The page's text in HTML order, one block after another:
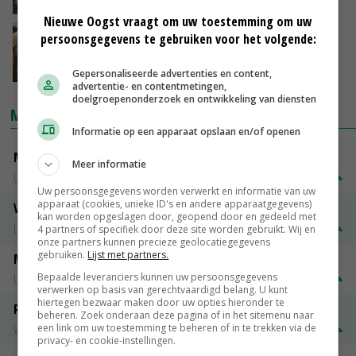
COV waarschuwt voor tunnelvisie op vlees
03-04-2018
MARKTPRIJZEN
Mannelijk slachtstieren (O)
Utrecht
Vrouwelijk worst 1e kwaliteit
Utrecht
€ 1,32 € 0,10
Mannelijk Slachtstieren ( R )
Utrecht
€ 1,25
Rosekalveren 8 - 12 maandenk
Vleeskalveren Denkavit
€ 1,78 € 0,06
Nieuwe Oogst vraagt om uw toestemming om uw
persoonsgegevens te gebruiken voor het volgende:
Gepersonaliseerde advertenties en content,
advertentie- en contentmetingen,
doelgroepenonderzoek en ontwikkeling van diensten
Informatie op een apparaat opslaan en/of openen
Meer informatie
Uw persoonsgegevens worden verwerkt en informatie van uw
apparaat (cookies, unieke ID's en andere apparaatgegevens)
kan worden opgeslagen door, geopend door en gedeeld met
4 partners of specifiek door deze site worden gebruikt. Wij en
onze partners kunnen precieze geolocatiegegevens
gebruiken. Lijst met partners.
Bepaalde leveranciers kunnen uw persoonsgegevens
verwerken op basis van gerechtvaardigd belang. U kunt
hiertegen bezwaar maken door uw opties hieronder te
beheren. Zoek onderaan deze pagina of in het sitemenu naar
een link om uw toestemming te beheren of in te trekken via de
privacy- en cookie-instellingen.